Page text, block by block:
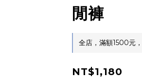
閒褲
全店，滿額1500元
NT$1,180